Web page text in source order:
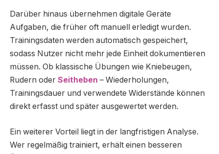
Darüber hinaus übernehmen digitale Geräte
Aufgaben, die früher oft manuell erledigt wurden.
Trainingsdaten werden automatisch gespeichert,
sodass Nutzer nicht mehr jede Einheit dokumentieren
müssen. Ob klassische Übungen wie Kniebeugen,
Rudern oder Seitheben – Wiederholungen,
Trainingsdauer und verwendete Widerstände können
direkt erfasst und später ausgewertet werden.
Ein weiterer Vorteil liegt in der langfristigen Analyse.
Wer regelmäßig trainiert, erhält einen besseren